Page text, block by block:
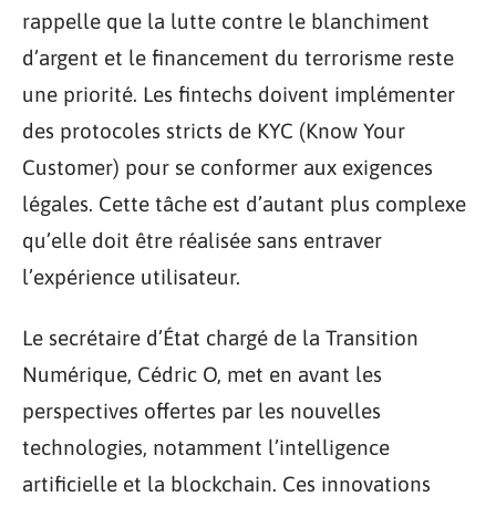
rappelle que la lutte contre le blanchiment
d’argent et le financement du terrorisme reste
une priorité. Les fintechs doivent implémenter
des protocoles stricts de KYC (Know Your
Customer) pour se conformer aux exigences
légales. Cette tâche est d’autant plus complexe
qu’elle doit être réalisée sans entraver
l’expérience utilisateur.
Le secrétaire d’État chargé de la Transition
Numérique, Cédric O, met en avant les
perspectives offertes par les nouvelles
technologies, notamment l’intelligence
artificielle et la blockchain. Ces innovations